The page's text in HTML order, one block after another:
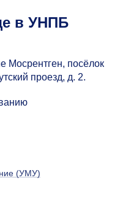
в УНПБ
Мосрентген, посёлок
проезд, д. 2.
(УМУ)